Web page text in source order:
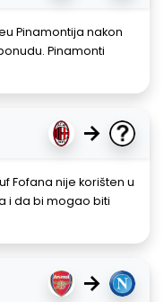
Pinamontija nakon
Pinamonti
→
Fofana nije korišten u
i da bi mogao biti
→